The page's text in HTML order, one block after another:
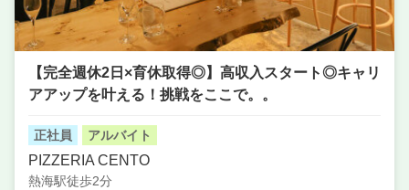
【完全週休2日×育休取得◎】高収入スタート◎キャリ
アアップを叶える！挑戦をここで。。
正社員 アルバイト
PIZZERIA CENTO
熱海駅徒歩2分